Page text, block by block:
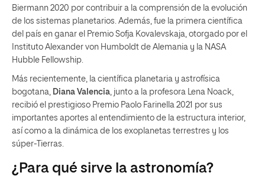
Biermann 2020 por contribuir a la comprensión de la evolución
de los sistemas planetarios. Además, fue la primera científica
del país en ganar el Premio Sofja Kovalevskaja, otorgado por el
Instituto Alexander von Humboldt de Alemania y la NASA
Hubble Fellowship.
Más recientemente, la científica planetaria y astrofísica
bogotana,
Diana Valencia , junto a la profesora Lena Noack,
recibió el prestigioso Premio Paolo Farinella 2021 por sus
importantes aportes al entendimiento de la estructura interior,
así como a la dinámica de los exoplanetas terrestres y los
súper-Tierras.
¿Para qué sirve la astronomía?